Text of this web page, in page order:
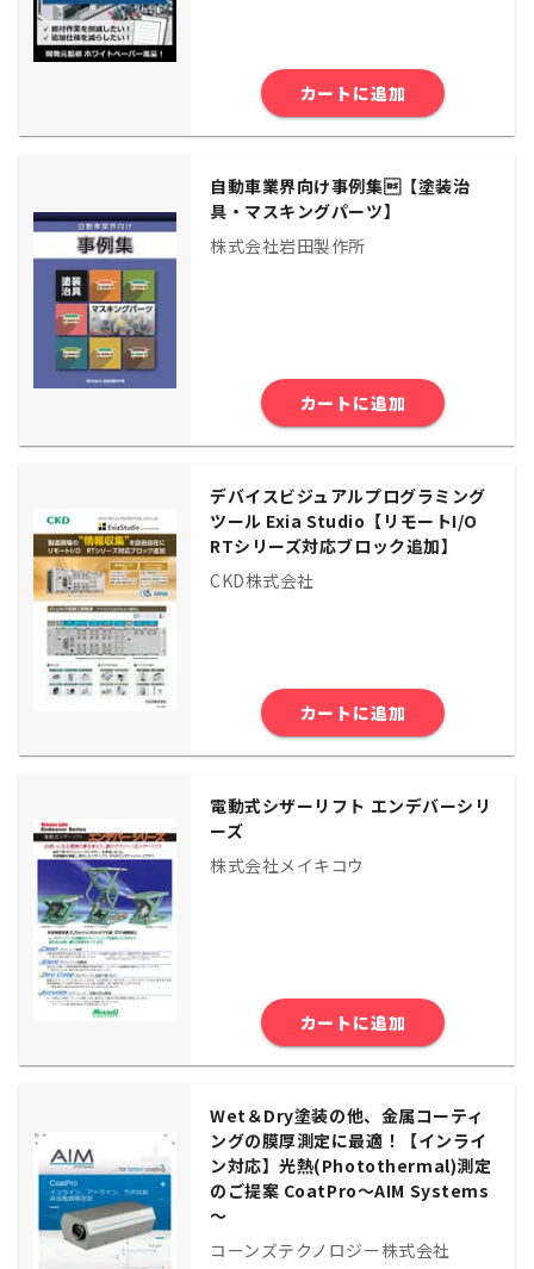
カートに追加
自動車業界向け事例集【塗装治
具・マスキングパーツ】
株式会社岩田製作所
カートに追加
デバイスビジュアルプログラミング
ツール Exia Studio【リモートI/O
RTシリーズ対応ブロック追加】
CKD株式会社
カートに追加
電動式シザーリフト エンデバーシリ
ーズ
株式会社メイキコウ
カートに追加
Wet＆Dry塗装の他、金属コーティ
ングの膜厚測定に最適！【インライ
ン対応】光熱(Photothermal)測定
のご提案 CoatPro～AIM Systems
～
コーンズテクノロジー株式会社